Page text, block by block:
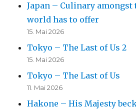
Japan – Culinary amongst
world has to offer
15. Mai 2026
Tokyo – The Last of Us 2
15. Mai 2026
Tokyo – The Last of Us
11. Mai 2026
Hakone – His Majesty